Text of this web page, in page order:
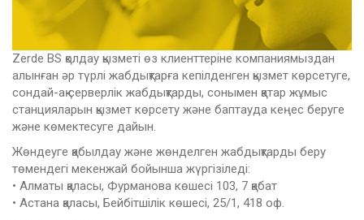
Zerde BS қолдау қызметі өз клиенттеріне компаниямыздан
алынған әр түрлі жабдықтарға кепілденген қызмет көрсетуге,
сондай-ақ серверлік жабдықтарды, сонымен қатар жұмыс
станцияларын қызмет көрсету және баптауда кеңес беруге
және көмектесуге дайын.
Жөндеуге қабылдау және жөнделген жабдықтарды беру
төмендегі мекенжай бойынша жүргізіледі:
• Алматы қаласы, Фурманова көшесі 103, 7 қабат
• Астана қаласы, Бейбітшілік көшесі, 25/1, 418 оф.